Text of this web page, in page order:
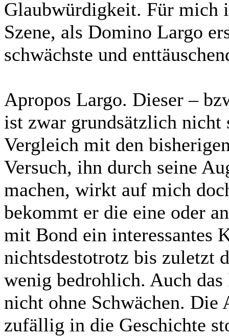
Glaubwürdigkeit. Für mich
Szene, als Domino Largo
schwächste und
Apropos Largo. Dieser –
ist zwar grundsätzlich nicht
Vergleich mit den
Versuch, ihn durch seine
machen, wirkt auf mich
bekommt er die eine oder
mit Bond ein interessantes
nichtsdestotrotz bis zuletzt
wenig bedrohlich. Auch
nicht ohne Schwächen.
zufällig in die Geschichte